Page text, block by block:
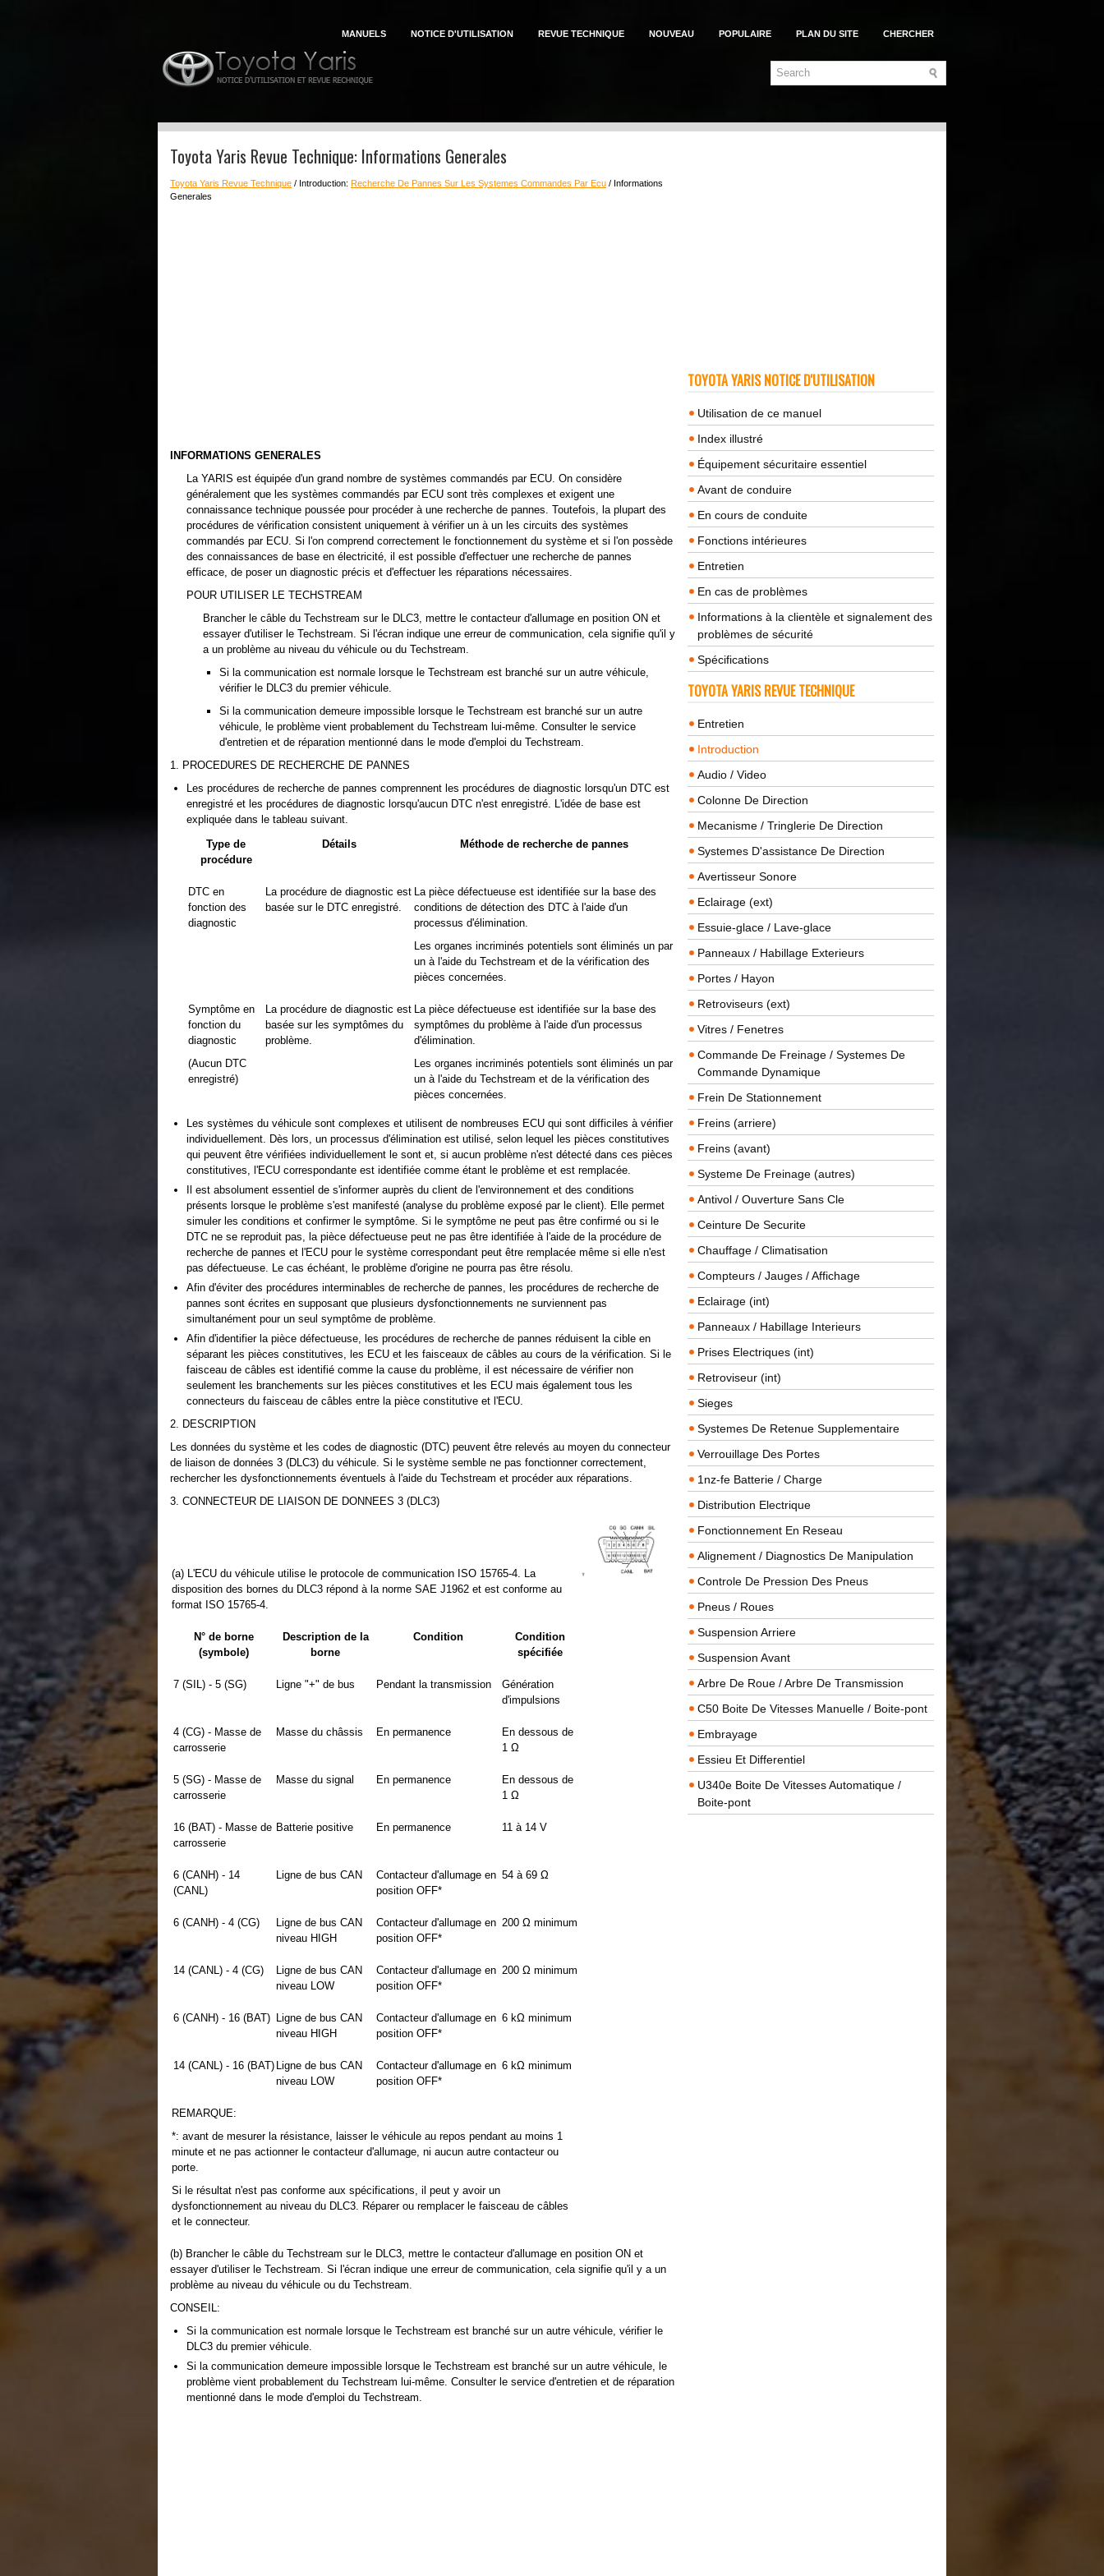
MANUELS NOTICE D'UTILISATION REVUE TECHNIQUE NOUVEAU POPULAIRE PLAN DU SITE CHERCHER
Toyota Yaris Revue Technique: Informations Generales
Toyota Yaris Revue Technique / Introduction: Recherche De Pannes Sur Les Systemes Commandes Par Ecu / Informations
Generales
INFORMATIONS GENERALES
La YARIS est équipée d'un grand nombre de systèmes commandés par ECU. On considère
généralement que les systèmes commandés par ECU sont très complexes et exigent une
connaissance technique poussée pour procéder à une recherche de pannes. Toutefois, la plupart des
procédures de vérification consistent uniquement à vérifier un à un les circuits des systèmes
commandés par ECU. Si l'on comprend correctement le fonctionnement du système et si l'on possède
des connaissances de base en électricité, il est possible d'effectuer une recherche de pannes
efficace, de poser un diagnostic précis et d'effectuer les réparations nécessaires.
POUR UTILISER LE TECHSTREAM
Brancher le câble du Techstream sur le DLC3, mettre le contacteur d'allumage en position ON et
essayer d'utiliser le Techstream. Si l'écran indique une erreur de communication, cela signifie qu'il y
a un problème au niveau du véhicule ou du Techstream.
Si la communication est normale lorsque le Techstream est branché sur un autre véhicule,
vérifier le DLC3 du premier véhicule.
Si la communication demeure impossible lorsque le Techstream est branché sur un autre
véhicule, le problème vient probablement du Techstream lui-même. Consulter le service
d'entretien et de réparation mentionné dans le mode d'emploi du Techstream.
1. PROCEDURES DE RECHERCHE DE PANNES
Les procédures de recherche de pannes comprennent les procédures de diagnostic lorsqu'un DTC est
enregistré et les procédures de diagnostic lorsqu'aucun DTC n'est enregistré. L'idée de base est
expliquée dans le tableau suivant.
Type de
procédure
Détails Méthode de recherche de pannes
DTC en
fonction des
diagnostic
La procédure de diagnostic est
basée sur le DTC enregistré.
La pièce défectueuse est identifiée sur la base des
conditions de détection des DTC à l'aide d'un
processus d'élimination.
Les organes incriminés potentiels sont éliminés un par
un à l'aide du Techstream et de la vérification des
pièces concernées.
Symptôme en
fonction du
diagnostic
(Aucun DTC
enregistré)
La procédure de diagnostic est
basée sur les symptômes du
problème.
La pièce défectueuse est identifiée sur la base des
symptômes du problème à l'aide d'un processus
d'élimination.
Les organes incriminés potentiels sont éliminés un par
un à l'aide du Techstream et de la vérification des
pièces concernées.
Les systèmes du véhicule sont complexes et utilisent de nombreuses ECU qui sont difficiles à vérifier
individuellement. Dès lors, un processus d'élimination est utilisé, selon lequel les pièces constitutives
qui peuvent être vérifiées individuellement le sont et, si aucun problème n'est détecté dans ces pièces
constitutives, l'ECU correspondante est identifiée comme étant le problème et est remplacée.
Il est absolument essentiel de s'informer auprès du client de l'environnement et des conditions
présents lorsque le problème s'est manifesté (analyse du problème exposé par le client). Elle permet
simuler les conditions et confirmer le symptôme. Si le symptôme ne peut pas être confirmé ou si le
DTC ne se reproduit pas, la pièce défectueuse peut ne pas être identifiée à l'aide de la procédure de
recherche de pannes et l'ECU pour le système correspondant peut être remplacée même si elle n'est
pas défectueuse. Le cas échéant, le problème d'origine ne pourra pas être résolu.
Afin d'éviter des procédures interminables de recherche de pannes, les procédures de recherche de
pannes sont écrites en supposant que plusieurs dysfonctionnements ne surviennent pas
simultanément pour un seul symptôme de problème.
Afin d'identifier la pièce défectueuse, les procédures de recherche de pannes réduisent la cible en
séparant les pièces constitutives, les ECU et les faisceaux de câbles au cours de la vérification. Si le
faisceau de câbles est identifié comme la cause du problème, il est nécessaire de vérifier non
seulement les branchements sur les pièces constitutives et les ECU mais également tous les
connecteurs du faisceau de câbles entre la pièce constitutive et l'ECU.
2. DESCRIPTION
Les données du système et les codes de diagnostic (DTC) peuvent être relevés au moyen du connecteur
de liaison de données 3 (DLC3) du véhicule. Si le système semble ne pas fonctionner correctement,
rechercher les dysfonctionnements éventuels à l'aide du Techstream et procéder aux réparations.
3. CONNECTEUR DE LIAISON DE DONNEES 3 (DLC3)
(a) L'ECU du véhicule utilise le protocole de communication ISO 15765-4. La
disposition des bornes du DLC3 répond à la norme SAE J1962 et est conforme au
format ISO 15765-4.
N° de borne
(symbole)
Description de la
borne
Condition
Condition
spécifiée
7 (SIL) - 5 (SG) Ligne "+" de bus Pendant la transmission
Génération
d'impulsions
4 (CG) - Masse de
carrosserie
Masse du châssis En permanence
En dessous de
1 Ω
5 (SG) - Masse de
carrosserie
Masse du signal En permanence
En dessous de
1 Ω
16 (BAT) - Masse de
carrosserie
Batterie positive En permanence 11 à 14 V
6 (CANH) - 14
(CANL)
Ligne de bus CAN
Contacteur d'allumage en
position OFF*
54 à 69 Ω
6 (CANH) - 4 (CG)
Ligne de bus CAN
niveau HIGH
Contacteur d'allumage en
position OFF*
200 Ω minimum
14 (CANL) - 4 (CG)
Ligne de bus CAN
niveau LOW
Contacteur d'allumage en
position OFF*
200 Ω minimum
6 (CANH) - 16 (BAT) Ligne de bus CAN
niveau HIGH
Contacteur d'allumage en
position OFF*
6 kΩ minimum
14 (CANL) - 16 (BAT) Ligne de bus CAN
niveau LOW
Contacteur d'allumage en
position OFF*
6 kΩ minimum
REMARQUE:
*: avant de mesurer la résistance, laisser le véhicule au repos pendant au moins 1
minute et ne pas actionner le contacteur d'allumage, ni aucun autre contacteur ou
porte.
Si le résultat n'est pas conforme aux spécifications, il peut y avoir un
dysfonctionnement au niveau du DLC3. Réparer ou remplacer le faisceau de câbles
et le connecteur.
(b) Brancher le câble du Techstream sur le DLC3, mettre le contacteur d'allumage en position ON et
essayer d'utiliser le Techstream. Si l'écran indique une erreur de communication, cela signifie qu'il y a un
problème au niveau du véhicule ou du Techstream.
CONSEIL:
Si la communication est normale lorsque le Techstream est branché sur un autre véhicule, vérifier le
DLC3 du premier véhicule.
Si la communication demeure impossible lorsque le Techstream est branché sur un autre véhicule, le
problème vient probablement du Techstream lui-même. Consulter le service d'entretien et de réparation
mentionné dans le mode d'emploi du Techstream.
TOYOTA YARIS NOTICE D'UTILISATION
Utilisation de ce manuel
Index illustré
Équipement sécuritaire essentiel
Avant de conduire
En cours de conduite
Fonctions intérieures
Entretien
En cas de problèmes
Informations à la clientèle et signalement des
problèmes de sécurité
Spécifications
TOYOTA YARIS REVUE TECHNIQUE
Entretien
Introduction
Audio / Video
Colonne De Direction
Mecanisme / Tringlerie De Direction
Systemes D'assistance De Direction
Avertisseur Sonore
Eclairage (ext)
Essuie-glace / Lave-glace
Panneaux / Habillage Exterieurs
Portes / Hayon
Retroviseurs (ext)
Vitres / Fenetres
Commande De Freinage / Systemes De
Commande Dynamique
Frein De Stationnement
Freins (arriere)
Freins (avant)
Systeme De Freinage (autres)
Antivol / Ouverture Sans Cle
Ceinture De Securite
Chauffage / Climatisation
Compteurs / Jauges / Affichage
Eclairage (int)
Panneaux / Habillage Interieurs
Prises Electriques (int)
Retroviseur (int)
Sieges
Systemes De Retenue Supplementaire
Verrouillage Des Portes
1nz-fe Batterie / Charge
Distribution Electrique
Fonctionnement En Reseau
Alignement / Diagnostics De Manipulation
Controle De Pression Des Pneus
Pneus / Roues
Suspension Arriere
Suspension Avant
Arbre De Roue / Arbre De Transmission
C50 Boite De Vitesses Manuelle / Boite-pont
Embrayage
Essieu Et Differentiel
U340e Boite De Vitesses Automatique /
Boite-pont